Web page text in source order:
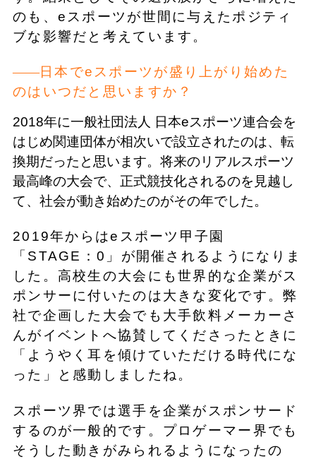
のも、eスポーツが世間に与えたポジティ
ブな影響だと考えています。
日本でeスポーツが盛り上がり始めた
のはいつだと思いますか？
2018年に一般社団法人 日本eスポーツ連合会を
はじめ関連団体が相次いで設立されたのは、転
換期だったと思います。将来のリアルスポーツ
最高峰の大会で、正式競技化されるのを見越し
て、社会が動き始めたのがその年でした。
2019年からはeスポーツ甲子園
「STAGE：0」が開催されるようになりま
した。高校生の大会にも世界的な企業がス
ポンサーに付いたのは大きな変化です。弊
社で企画した大会でも大手飲料メーカーさ
んがイベントへ協賛してくださったときに
「ようやく耳を傾けていただける時代にな
った」と感動しましたね。
スポーツ界では選手を企業がスポンサード
するのが一般的です。プロゲーマー界でも
そうした動きがみられるようになったの